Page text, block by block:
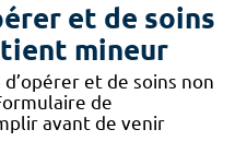
et de soins
mineur
et de soins non
de
avant de venir